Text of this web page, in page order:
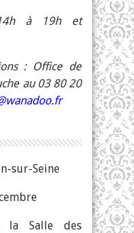
à 19h et
: Office de
au 03 80 20
sur-Seine
la Salle des